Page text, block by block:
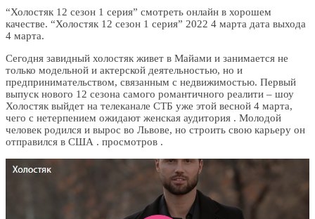
“Холостяк 12 сезон 1 серия” смотреть онлайн в хорошем
качестве. “Холостяк 12 сезон 1 серия” 2022 4 марта дата выхода
4 марта.
Сегодня завидный холостяк живет в Майами и занимается не
только модельной и актерской деятельностью, но и
предпринимательством, связанным с недвижимостью. Первый
выпуск нового 12 сезона самого романтичного реалити – шоу
Холостяк выйдет на телеканале СТБ уже этой весной 4 марта,
чего с нетерпением ожидают женская аудитория . Молодой
человек родился и вырос во Львове, но строить свою карьеру он
отправился в США . просмотров .